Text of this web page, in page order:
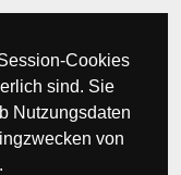
Cookies
sind. Sie
Nutzungsdaten
von